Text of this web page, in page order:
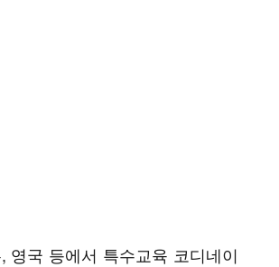
영국 등에서 특수교육 코디네이